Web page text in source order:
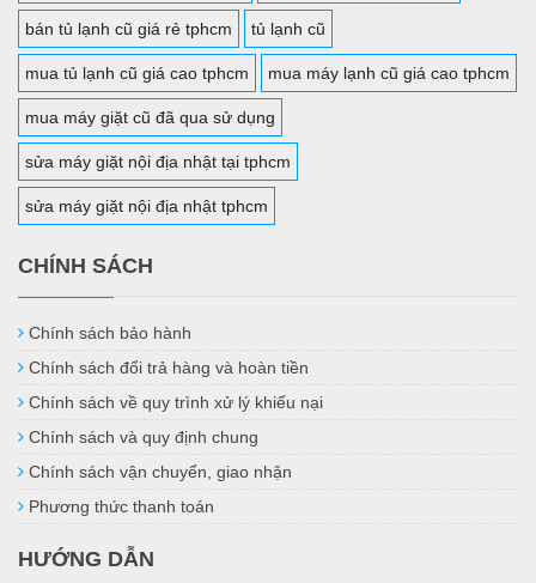
bán tủ lạnh cũ giá rẻ tphcm tủ lạnh cũ
mua tủ lạnh cũ giá cao tphcm mua máy lạnh cũ giá cao tphcm
mua máy giặt cũ đã qua sử dụng
sửa máy giặt nội địa nhật tại tphcm
sửa máy giặt nội địa nhật tphcm
CHÍNH SÁCH
Chính sách bảo hành
Chính sách đổi trả hàng và hoàn tiền
Chính sách về quy trình xử lý khiếu nại
Chính sách và quy định chung
Chính sách vận chuyển, giao nhận
Phương thức thanh toán
HƯỚNG DẪN